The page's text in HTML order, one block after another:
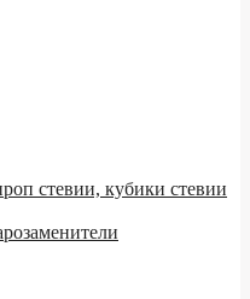
стевии, кубики стевии